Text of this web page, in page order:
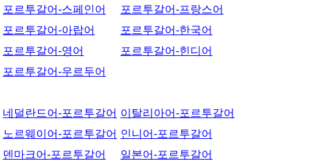
포르투갈어-스페인어
포르투갈어-아랍어
포르투갈어-영어
포르투갈어-우르두어
포르투갈어-프랑스어
포르투갈어-한국어
포르투갈어-힌디어
네덜란드어-포르투갈어
노르웨이어-포르투갈어
덴마크어-포르투갈어
이탈리아어-포르투갈어
인니어-포르투갈어
일본어-포르투갈어